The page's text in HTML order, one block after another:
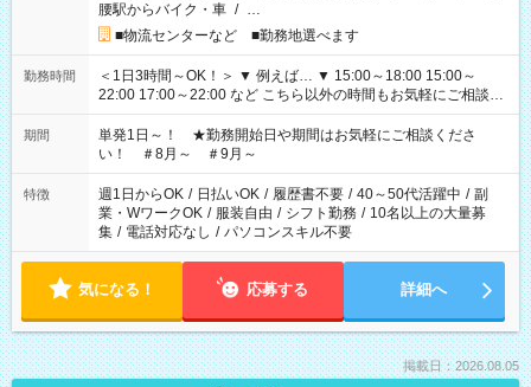
腰駅からバイク・車 / …
■物流センターなど ■勤務地選べます
勤務時間
＜1日3時間～OK！＞ ▼ 例えば… ▼ 15:00～18:00 15:00～
22:00 17:00～22:00 など こちら以外の時間もお気軽にご相談く
ださい！
期間
単発1日～！ ★勤務開始日や期間はお気軽にご相談くださ
い！ ＃8月～ ＃9月～
特徴 週1日からOK / 日払いOK / 履歴書不要 / 40～50代活躍中 / 副
業・WワークOK / 服装自由 / シフト勤務 / 10名以上の大量募
集 / 電話対応なし / パソコンスキル不要
気になる！ 応募する 詳細へ
掲載日：2026.08.05